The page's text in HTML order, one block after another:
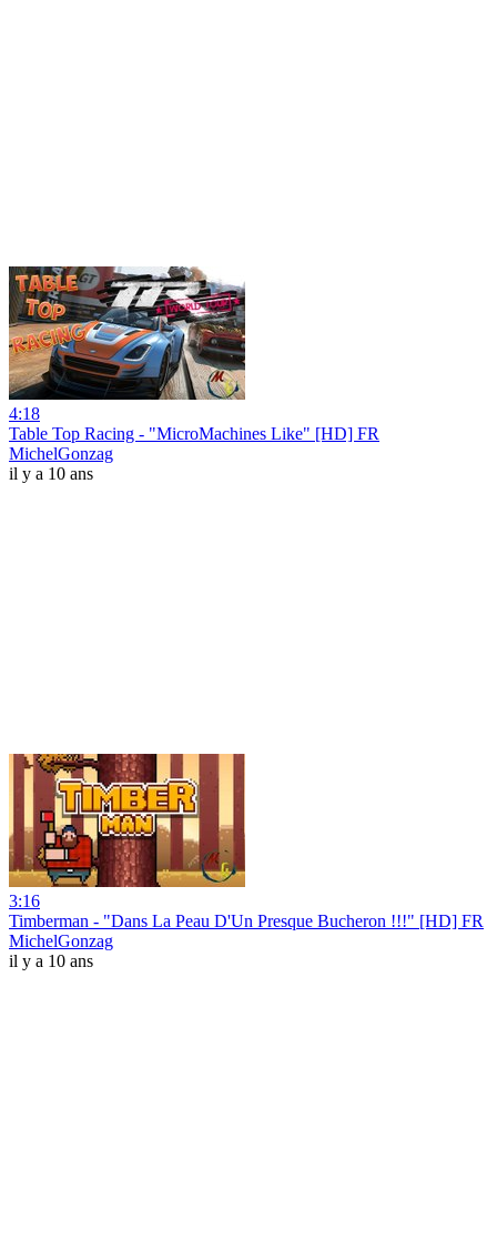
4:18
Table Top Racing - "MicroMachines Like" [HD] FR
MichelGonzag
il y a 10 ans
3:16
Timberman - "Dans La Peau D'Un Presque Bucheron !!!" [HD] FR
MichelGonzag
il y a 10 ans